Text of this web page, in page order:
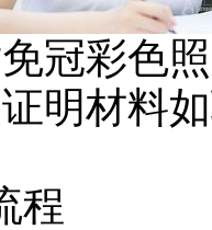
彩色照
材料如
程